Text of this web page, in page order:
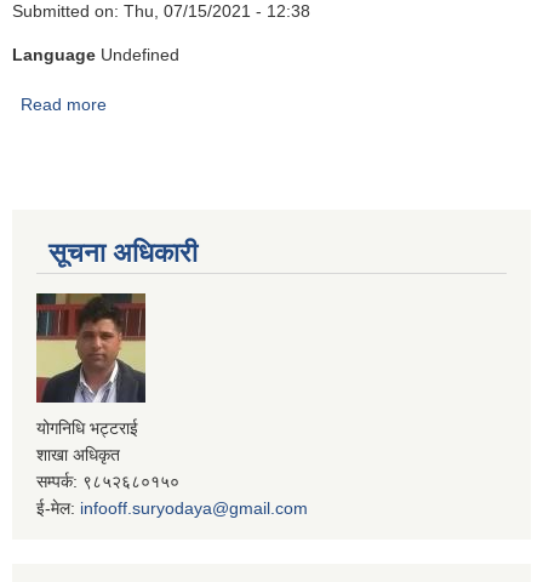
Submitted on: Thu, 07/15/2021 - 12:38
Language Undefined
Read more
सूचना अधिकारी
योगनिधि भट्टराई
शाखा अधिकृत
सम्पर्क: ९८५२६८०१५०
ई-मेल: infooff.suryodaya@gmail.com